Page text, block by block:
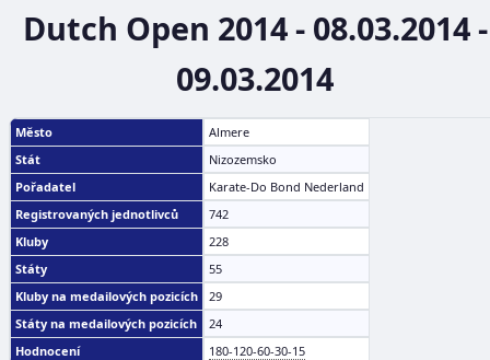
Dutch Open 2014 - 08.03.2014 -
09.03.2014
Město
Almere
Stát
Nizozemsko
Pořadatel
Karate-Do Bond Nederland
Registrovaných jednotlivců
742
Kluby
228
Státy
55
Kluby na medailových pozicích
29
Státy na medailových pozicích
24
Hodnocení
180-120-60-30-15